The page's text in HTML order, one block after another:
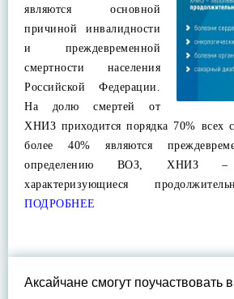
являются основной
причиной инвалидности
и преждевременной
смертности населения
Российской Федерации.
На долю смертей от
ХНИЗ приходится порядка 70% всех
более 40% являются
определению ВОЗ, ХНИЗ –
характеризующиеся
ПОДРОБНЕЕ
Аксайчане смогут поучаствовать